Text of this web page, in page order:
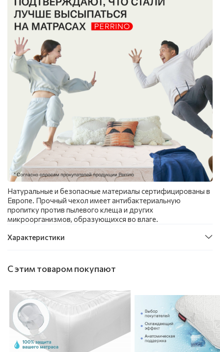
Натуральные и безопасные материалы сертифицированы в
Европе. Прочный чехол имеет антибактериальную
пропитку против пылевого клеща и других
микроорганизмов, образующихся во влаге.
Характеристики
С этим товаром покупают